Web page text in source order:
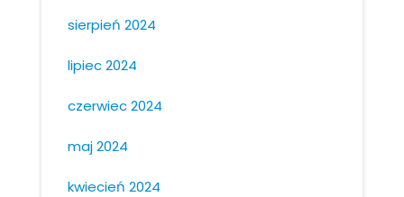
sierpień 2024
lipiec 2024
czerwiec 2024
maj 2024
kwiecień 2024